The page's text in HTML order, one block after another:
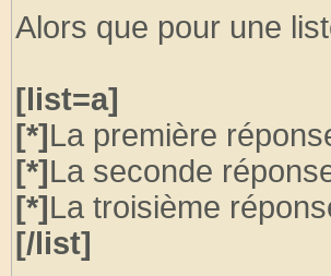
Alors que pour une
[list=a]
[*]La première
[*]La seconde
[*]La troisième
[/list]